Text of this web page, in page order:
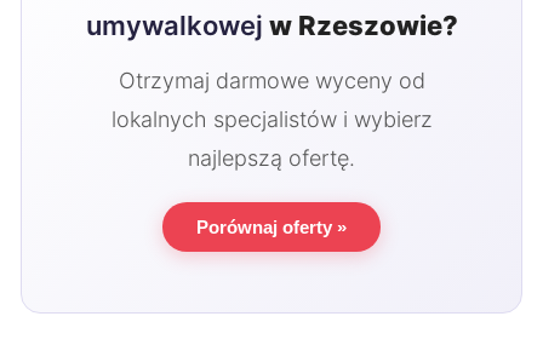
umywalkowej w Rzeszowie?
Otrzymaj darmowe wyceny od
lokalnych specjalistów i wybierz
najlepszą ofertę.
Porównaj oferty »